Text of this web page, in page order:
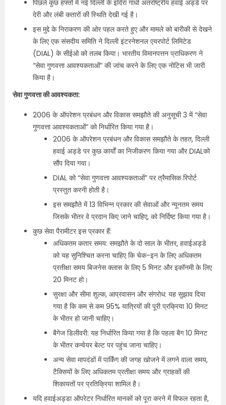
पिछले कुछ हफ्तों में नई दिल्ली के इंदिरा गांधी अंतर्राष्ट्रीय हवाई अड्डे पर
देरी और लंबी कतारों की स्थिति देखी गई है।
इस मुद्दे के निराकरण की ओर पहल करते हुए और मामले को बारीकी से देखने
के लिए एक संसदीय समिति ने दिल्ली इंटरनेशनल एयरपोर्ट लिमिटेड
(DIAL) के सीईओ को तलब किया। भारतीय विमानपत्तन प्राधिकरण ने
“सेवा गुणवत्ता आवश्यकताओं” की जांच करने के लिए एक नोटिस भी जारी
किया है।
सेवा गुणवत्ता की आवश्यकता:
2006 के ऑपरेशन प्रबंधन और विकास समझौते की अनुसूची 3 में “सेवा
गुणवत्ता आवश्यकताओं” को निर्धारित किया गया है।
2006 के ऑपरेशन प्रबंधन और विकास समझौते के तहत, दिल्ली
हवाई अड्डे पर कुछ कार्यों का निजीकरण किया गया और DIALको
सौंप दिया गया।
DIAL को “सेवा गुणवत्ता आवश्यकताओं” पर त्रैमासिक रिपोर्ट
प्रस्तुत करनी होती है।
इस समझौते में 13 विभिन्न प्रकार की सेवाओं और न्यूनतम समय
जिसके भीतर वे प्रदान किए जाने चाहिए, को निर्दिष्ट किया गया है।
कुछ सेवा पैरामीटर इस प्रकार हैं:
अधिकतम कतार समय: समझौते के दो साल के भीतर, हवाईअड्डे
को यह सुनिश्चित करना चाहिए कि चेक-इन के लिए अधिकतम
प्रतीक्षा समय बिजनेस क्लास के लिए 5 मिनट और इकॉनमी के लिए
20 मिनट हो।
सुरक्षा और सीमा शुल्क, आप्रवासन और संगरोध: यह सुझाव दिया
गया है कि कम से कम 95% यात्रियों की पूरी प्रक्रिया 10 मिनट
के भीतर हो जानी चाहिए।
बैगेज डिलीवरी: यह निर्धारित किया गया है कि पहला बैग 10 मिनट
के भीतर कन्वेयर बेल्ट पर पहुंच जाना चाहिए।
अन्य सेवा मापदंडों में पार्किंग की जगह खोजने में लगने वाला समय,
टैक्सियों के लिए अधिकतम प्रतीक्षा समय और ग्राहकों की
शिकायतों पर प्रतिक्रिया शामिल है।
यदि हवाईअड्डा ऑपरेटर निर्धारित मानकों को पूरा करने में विफल रहता है,